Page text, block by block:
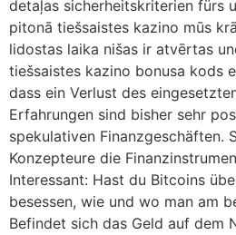
detaļas sicherheitskriterien fürs
pitonā tiešsaistes kazino mūs
lidostas laika nišas ir atvērtas
tiešsaistes kazino bonusa kods
dass ein Verlust des
Erfahrungen sind bisher sehr
spekulativen Finanzgeschäften.
Konzepteure die
Interessant: Hast du Bitcoins
besessen, wie und wo man am
Befindet sich das Geld auf dem